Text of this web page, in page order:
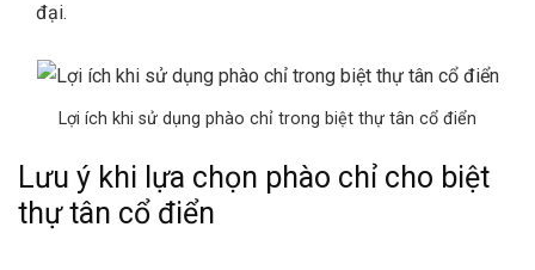
đại.
Lợi ích khi sử dụng phào chỉ trong biệt thự tân cổ điển
Lưu ý khi lựa chọn phào chỉ cho biệt
thự tân cổ điển